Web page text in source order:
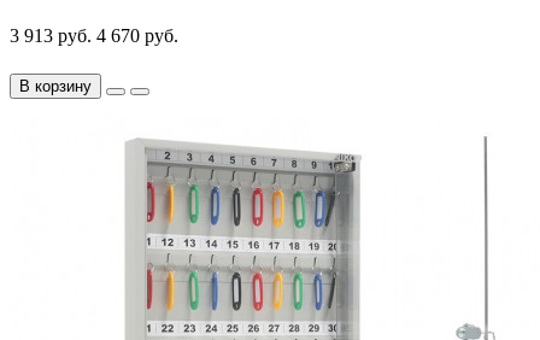
3 913 руб. 4 670 руб.
В корзину